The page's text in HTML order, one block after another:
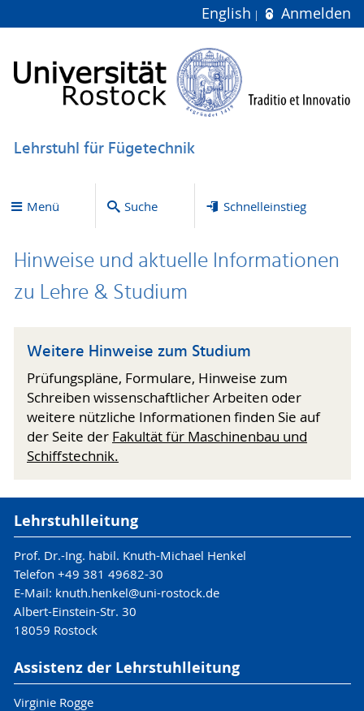
English Anmelden
Lehrstuhl für Fügetechnik
Menü Suche Schnelleinstieg
Hinweise und aktuelle Informationen
zu Lehre & Studium
Weitere Hinweise zum Studium
Prüfungspläne, Formulare, Hinweise zum
Schreiben wissenschaftlicher Arbeiten oder
weitere nützliche Informationen finden Sie auf
der Seite der Fakultät für Maschinenbau und
Schiffstechnik.
Lehrstuhlleitung
Prof. Dr.-Ing. habil. Knuth-Michael Henkel
Telefon +49 381 49682-30
E-Mail: knuth.henkel@uni-rostock.de
Albert-Einstein-Str. 30
18059 Rostock
Assistenz der Lehrstuhlleitung
Virginie Rogge